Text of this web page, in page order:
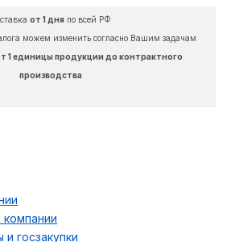
от 1 дняпо всей РФ
можем изменить согласно Вашим задачам
1 единицы продукции до контрактного
производства
госзакупки